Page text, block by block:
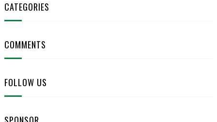
CATEGORIES
COMMENTS
FOLLOW US